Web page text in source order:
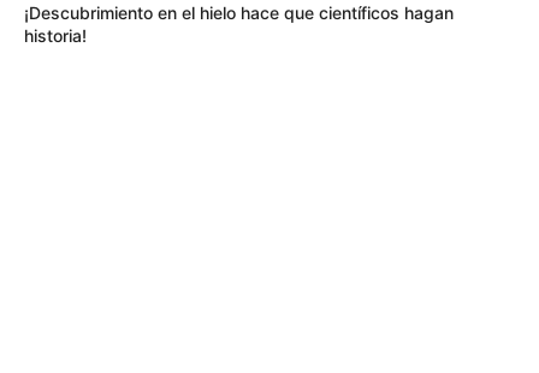
¡Descubrimiento en el hielo hace que científicos hagan
historia!